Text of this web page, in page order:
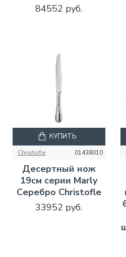
84552 руб.
Christofle 01438010
Десертный нож
19см серии Marly
Серебро Christofle
33952 руб.
КУПИТЬ